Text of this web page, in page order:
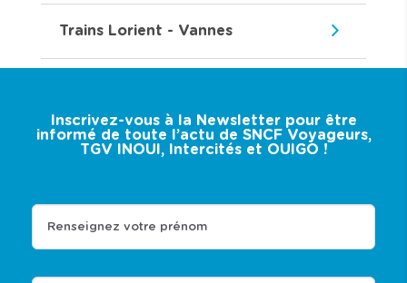
Trains Lorient - Vannes
Inscrivez-vous à la Newsletter pour être
informé de toute l’actu de SNCF Voyageurs,
TGV INOUI, Intercités et OUIGO !
Renseignez votre prénom